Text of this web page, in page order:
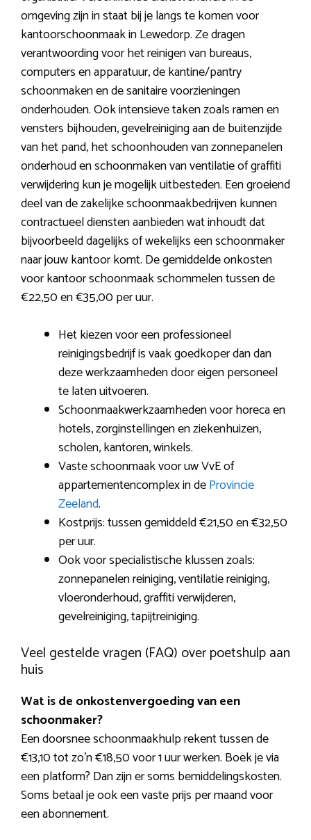
omgeving zijn in staat bij je langs te komen voor
kantoorschoonmaak in Lewedorp. Ze dragen
verantwoording voor het reinigen van bureaus,
computers en apparatuur, de kantine/pantry
schoonmaken en de sanitaire voorzieningen
onderhouden. Ook intensieve taken zoals ramen en
vensters bijhouden, gevelreiniging aan de buitenzijde
van het pand, het schoonhouden van zonnepanelen
onderhoud en schoonmaken van ventilatie of graffiti
verwijdering kun je mogelijk uitbesteden. Een groeiend
deel van de zakelijke schoonmaakbedrijven kunnen
contractueel diensten aanbieden wat inhoudt dat
bijvoorbeeld dagelijks of wekelijks een schoonmaker
naar jouw kantoor komt. De gemiddelde onkosten
voor kantoor schoonmaak schommelen tussen de
€22,50 en €35,00 per uur.
Het kiezen voor een professioneel
reinigingsbedrijf is vaak goedkoper dan dan
deze werkzaamheden door eigen personeel
te laten uitvoeren.
Schoonmaakwerkzaamheden voor horeca en
hotels, zorginstellingen en ziekenhuizen,
scholen, kantoren, winkels.
Vaste schoonmaak voor uw VvE of
appartementencomplex in deProvincie
Zeeland.
Kostprijs: tussen gemiddeld €21,50 en €32,50
per uur.
Ook voor specialistische klussen zoals:
zonnepanelen reiniging, ventilatie reiniging,
vloeronderhoud, graffiti verwijderen,
gevelreiniging, tapijtreiniging.
Veel gestelde vragen (FAQ) over poetshulp aan
huis
Wat is de onkostenvergoeding van een
schoonmaker?
Een doorsnee schoonmaakhulp rekent tussen de
€13,10 tot zo’n €18,50 voor 1 uur werken. Boek je via
een platform? Dan zijn er soms bemiddelingskosten.
Soms betaal je ook een vaste prijs per maand voor
een abonnement.